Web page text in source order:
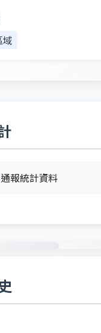
域
報統計資料